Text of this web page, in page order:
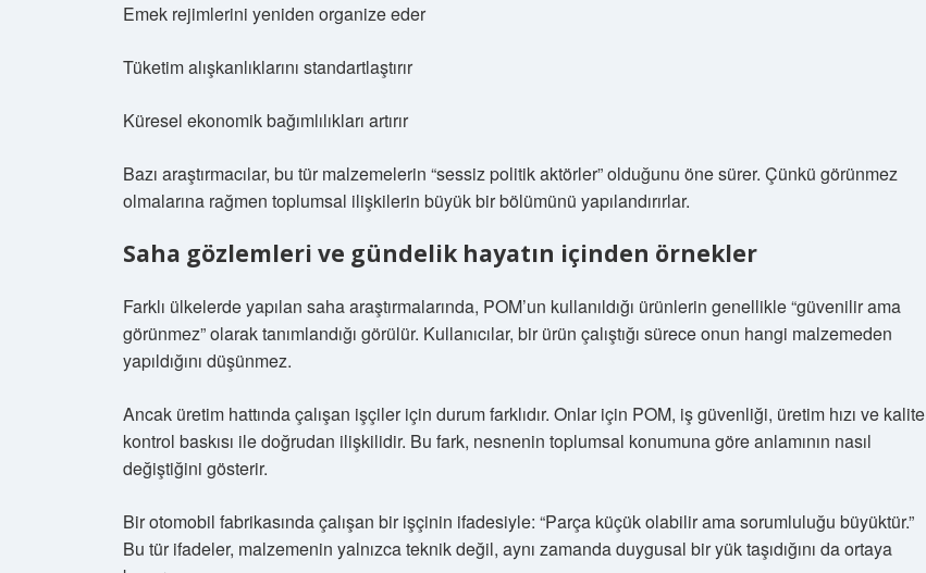
Emek rejimlerini yeniden organize eder
Tüketim alışkanlıklarını standartlaştırır
Küresel ekonomik bağımlılıkları artırır
Bazı araştırmacılar, bu tür malzemelerin “sessiz politik aktörler” olduğunu öne sürer. Çünkü görünmez
olmalarına rağmen toplumsal ilişkilerin büyük bir bölümünü yapılandırırlar.
Saha gözlemleri ve gündelik hayatın içinden örnekler
Farklı ülkelerde yapılan saha araştırmalarında, POM’un kullanıldığı ürünlerin genellikle “güvenilir ama
görünmez” olarak tanımlandığı görülür. Kullanıcılar, bir ürün çalıştığı sürece onun hangi malzemeden
yapıldığını düşünmez.
Ancak üretim hattında çalışan işçiler için durum farklıdır. Onlar için POM, iş güvenliği, üretim hızı ve kalite
kontrol baskısı ile doğrudan ilişkilidir. Bu fark, nesnenin toplumsal konumuna göre anlamının nasıl
değiştiğini gösterir.
Bir otomobil fabrikasında çalışan bir işçinin ifadesiyle: “Parça küçük olabilir ama sorumluluğu büyüktür.”
Bu tür ifadeler, malzemenin yalnızca teknik değil, aynı zamanda duygusal bir yük taşıdığını da ortaya